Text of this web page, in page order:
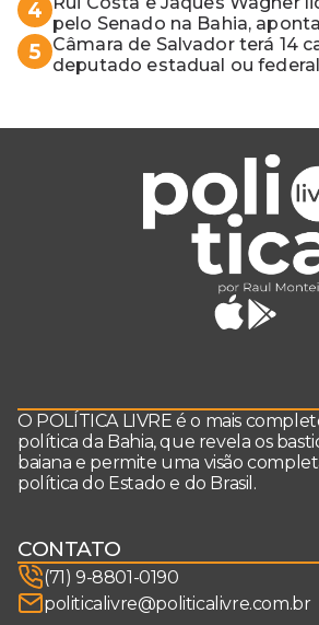
4
pelo Senado na Bahia,
5
Câmara de Salvador terá 14
deputado estadual ou federal
O POLÍTICA LIVRE é o mais
política da Bahia, que revela os
baiana e permite uma visão
política do Estado e do Brasil.
CONTATO
(71) 9-8801-0190
politicalivre@politicalivre.com.br